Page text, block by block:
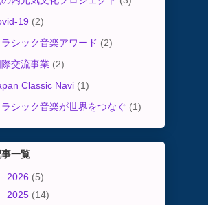
19 (2)
シック音楽アワード (2)
交流事業 (2)
Classic Navi (1)
シック音楽が世界をつなぐ (1)
一覧
2026 (5)
2025 (14)